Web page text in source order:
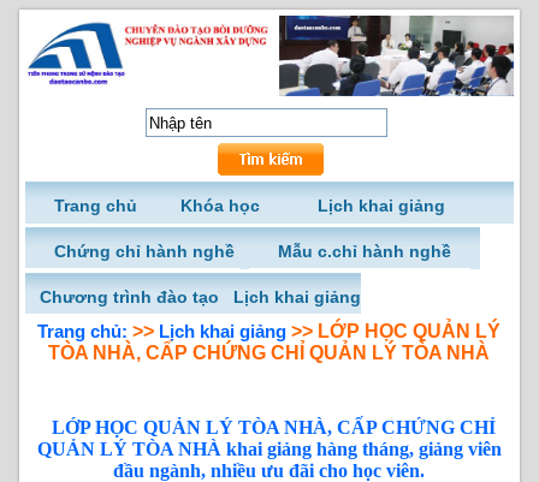
Trang chủ Khóa học Lịch khai giảng
Chứng chỉ hành nghề Mẫu c.chỉ hành nghề
Chương trình đào tạo Lịch khai giảng
Trang chủ: >> Lịch khai giảng >> LỚP HỌC QUẢN LÝ
TÒA NHÀ, CẤP CHỨNG CHỈ QUẢN LÝ TÒA NHÀ
LỚP HỌC QUẢN LÝ TÒA NHÀ, CẤP CHỨNG CHỈ
QUẢN LÝ TÒA NHÀ khai giảng hàng tháng, giảng viên
đầu ngành, nhiều ưu đãi cho học viên.